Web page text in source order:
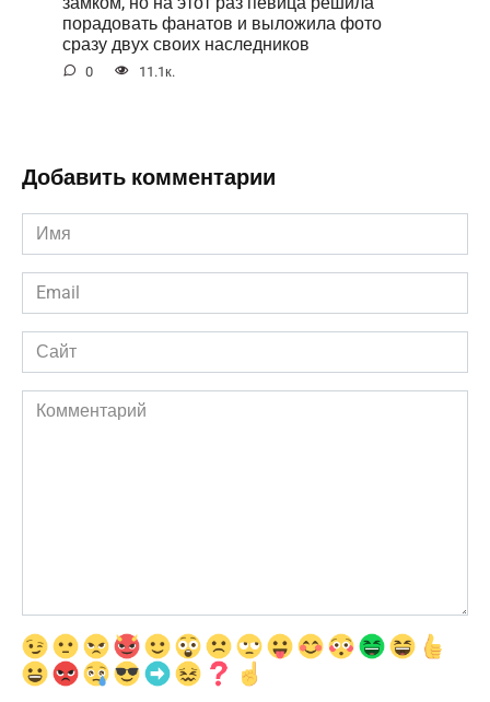
порадовать фанатов и выложила фото
сразу двух своих наследников
0 11.1к.
Добавить комментарии
Имя
*
Email
*
Сайт
Комментарий